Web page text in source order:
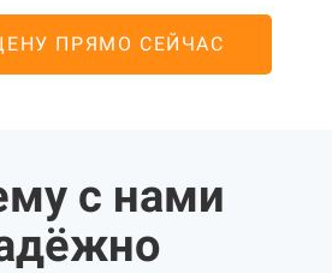
ПРЯМО СЕЙЧАС
с нами